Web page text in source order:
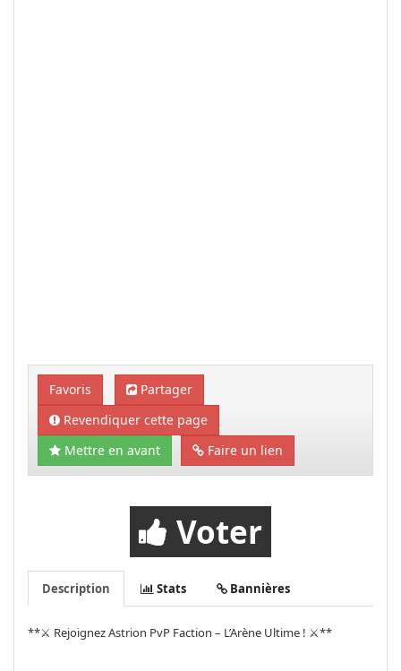
Favoris
Partager
Revendiquer cette page
Mettre en avant
Faire un lien
Voter
Description Stats Bannières
**⚔️ Rejoignez Astrion PvP Faction – L’Arène Ultime ! ⚔️**